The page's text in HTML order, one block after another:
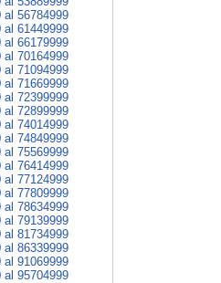
al 56784999
al 61449999
al 66179999
al 70164999
al 71094999
al 71669999
al 72399999
al 72899999
al 74014999
al 74849999
al 75569999
al 76414999
al 77124999
al 77809999
al 78634999
al 79139999
al 81734999
al 86339999
al 91069999
al 95704999